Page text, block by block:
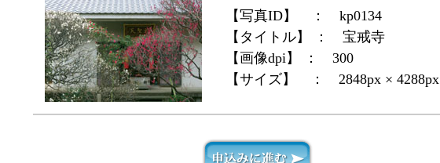
【写真ID】 ： kp0134
【タイトル】 ： 宝戒寺
【画像dpi】 ： 300
【サイズ】 ： 2848px × 4288px